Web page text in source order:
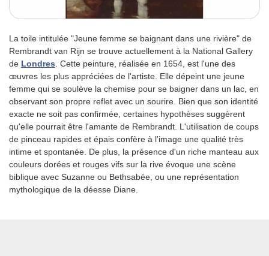
La toile intitulée "Jeune femme se baignant dans une rivière" de
Rembrandt van Rijn se trouve actuellement à la National Gallery
de Londres . Cette peinture, réalisée en 1654, est l'une des
œuvres les plus appréciées de l'artiste. Elle dépeint une jeune
femme qui se soulève la chemise pour se baigner dans un lac, en
observant son propre reflet avec un sourire. Bien que son identité
exacte ne soit pas confirmée, certaines hypothèses suggèrent
qu'elle pourrait être l'amante de Rembrandt. L'utilisation de coups
de pinceau rapides et épais confère à l'image une qualité très
intime et spontanée. De plus, la présence d'un riche manteau aux
couleurs dorées et rouges vifs sur la rive évoque une scène
biblique avec Suzanne ou Bethsabée, ou une représentation
mythologique de la déesse Diane.